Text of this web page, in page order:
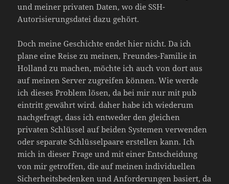
und meiner privaten Daten, wo die SSH-
Autorisierungsdatei dazu gehört.
Doch meine Geschichte endet hier nicht. Da ich
plane eine Reise zu meinen, Freundes-Familie in
Holland zu machen, möchte ich auch von dort aus
auf meinen Server zugreifen können. Wie werde
ich dieses Problem lösen, da bei mir nur mit pub
eintritt gewährt wird. daher habe ich wiederum
nachgefragt, dass ich entweder den gleichen
privaten Schlüssel auf beiden Systemen verwenden
oder separate Schlüsselpaare erstellen kann. Ich
mich in dieser Frage und mit einer Entscheidung
von mir getroffen, die auf meinen individuellen
Sicherheitsbedenken und Anforderungen basiert, da